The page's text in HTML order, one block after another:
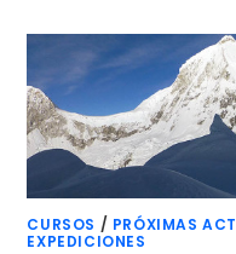
CURSOS / PRÓXIMAS
EXPEDICIONES